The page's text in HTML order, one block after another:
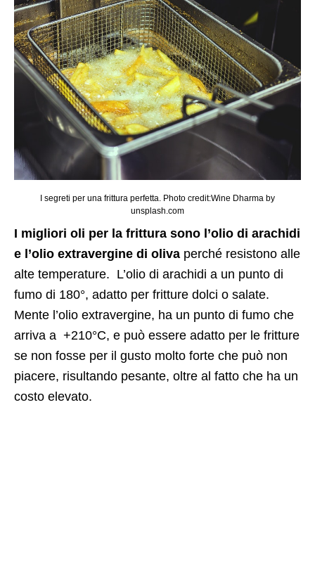
I segreti per una frittura perfetta. Photo credit:Wine Dharma by
unsplash.com
I migliori oli per la frittura sono l’olio di arachidi
e l’olio extravergine di oliva perché resistono alle
alte temperature. L’olio di arachidi a un punto di
fumo di 180°, adatto per fritture dolci o salate.
Mente l’olio extravergine, ha un punto di fumo che
arriva a +210°C, e può essere adatto per le fritture
se non fosse per il gusto molto forte che può non
piacere, risultando pesante, oltre al fatto che ha un
costo elevato.